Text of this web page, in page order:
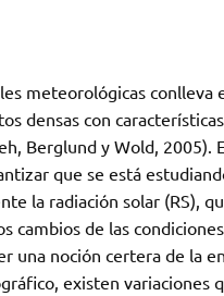
meteorológicas
densas con
Berglund y Wold, 2005).
que se está
la radiación solar (RS),
cambios de las
una noción certera de la
existen variaciones